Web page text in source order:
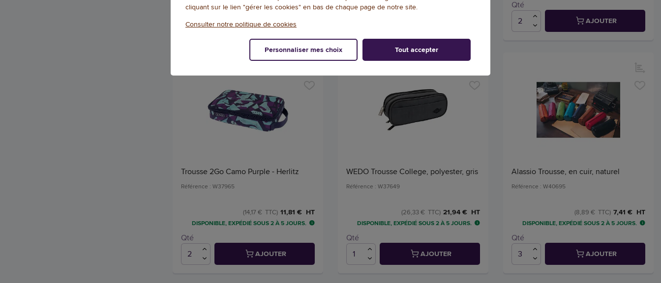
Qté
AJOUTER
Qté Qté
AJOUTER
Trousse 2Go Camo Purple - Herlitz
Référence : W37965
11,81 € HT
(14,17 € TTC)
DISPONIBLE, EXPÉDIÉ SOUS 2 À 5 JOURS.
Qté
AJOUTER
WEDO Trousse College, polyester, gris
Référence : W37649
21,94 € HT
(26,33 € TTC)
DISPONIBLE, EXPÉDIÉ SOUS 2 À 5 JOURS.
Qté
AJOUTER
Alassio Trousse, en cuir, naturel
Référence : W40695
7,41 € HT
(8,89 € TTC)
DISPONIBLE, EXPÉDIÉ SOUS 2 À 5 JOURS.
Qté
AJOUTER
cliquant sur le lien "gérer les cookies" en bas de chaque page de notre site.
Consulter notre politique de cookies
Personnaliser mes choix Tout accepter